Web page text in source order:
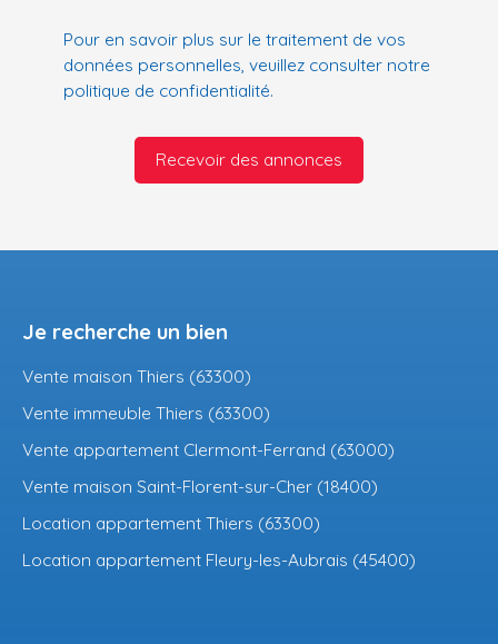
Pour en savoir plus sur le traitement de vos
données personnelles, veuillez consulter notre
politique de confidentialité.
Recevoir des annonces
Je recherche un bien
Vente maison Thiers (63300)
Vente immeuble Thiers (63300)
Vente appartement Clermont-Ferrand (63000)
Vente maison Saint-Florent-sur-Cher (18400)
Location appartement Thiers (63300)
Location appartement Fleury-les-Aubrais (45400)